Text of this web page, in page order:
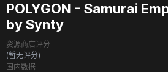
POLYGON - Samurai
by Synty
资源商店评分
(暂无评分)
国内数据